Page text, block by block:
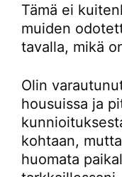
Tämä ei
muiden
tavalla, mikä
Olin
housuissa ja
kohtaan,
huomata